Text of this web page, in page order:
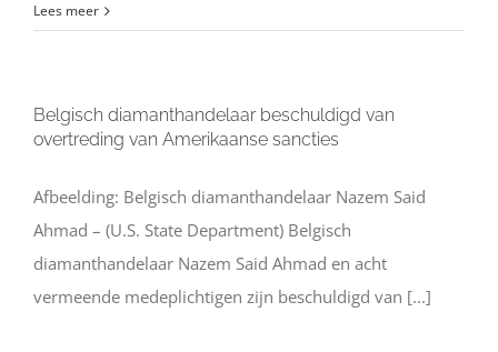
Lees meer
Belgisch diamanthandelaar beschuldigd van
overtreding van Amerikaanse sancties
Afbeelding: Belgisch diamanthandelaar Nazem Said
Ahmad – (U.S. State Department) Belgisch
diamanthandelaar Nazem Said Ahmad en acht
vermeende medeplichtigen zijn beschuldigd van [...]